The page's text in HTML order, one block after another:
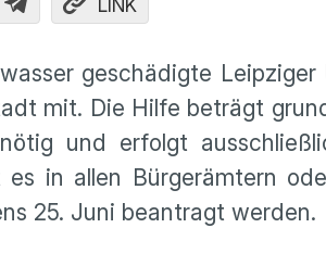
LINK
geschä­digte
mit. Die Hilfe beträgt
und erfolgt
es in allen Bürger­äm­tern
25. Juni beantragt werden.